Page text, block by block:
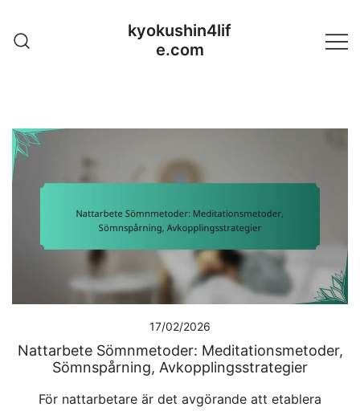
content
kyokushin4lif
e.com
17/02/2026
Nattarbete Sömnmetoder: Meditationsmetoder,
Sömnspårning, Avkopplingsstrategier
För nattarbetare är det avgörande att etablera